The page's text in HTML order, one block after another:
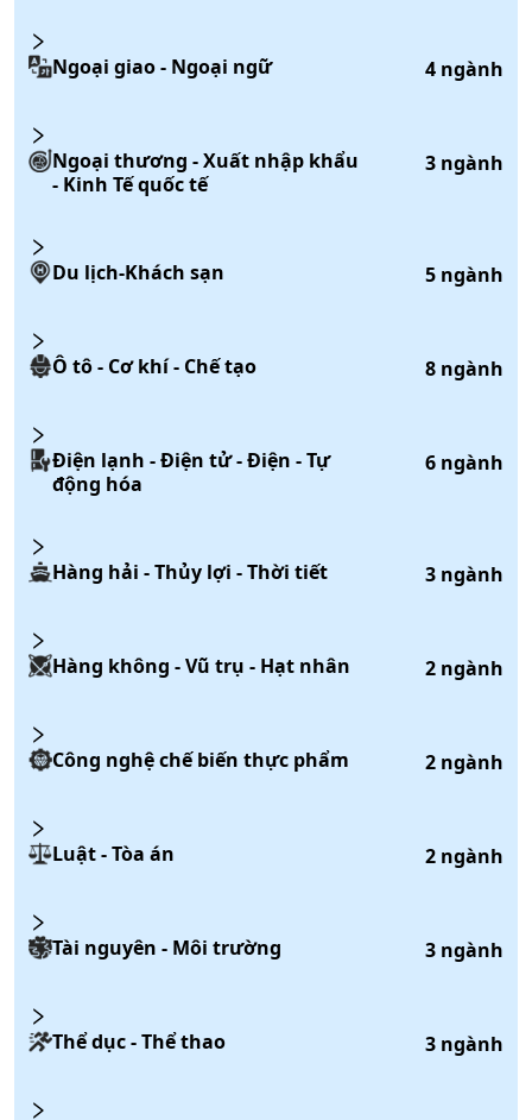
Ngoại giao - Ngoại ngữ 4 ngành
Ngoại thương - Xuất nhập khẩu
- Kinh Tế quốc tế
3 ngành
Du lịch-Khách sạn 5 ngành
Ô tô - Cơ khí - Chế tạo 8 ngành
Điện lạnh - Điện tử - Điện - Tự
động hóa
6 ngành
Hàng hải - Thủy lợi - Thời tiết 3 ngành
Hàng không - Vũ trụ - Hạt nhân 2 ngành
Công nghệ chế biến thực phẩm 2 ngành
Luật - Tòa án 2 ngành
Tài nguyên - Môi trường 3 ngành
Thể dục - Thể thao 3 ngành